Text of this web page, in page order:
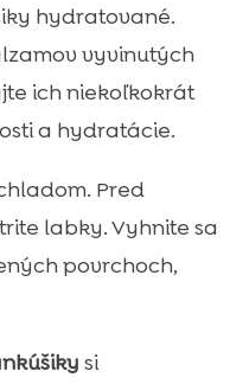
hydratované.
vyvinutých
ich niekoľkokrát
a hydratácie.
Pred
labky. Vyhnite sa
povrchoch,
si